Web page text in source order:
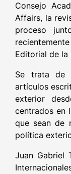
Consejo
Affairs, la
proceso
Editorial de la
Se trata de
artículos
exterior
centrados en
que sean de
política
Juan Gabriel